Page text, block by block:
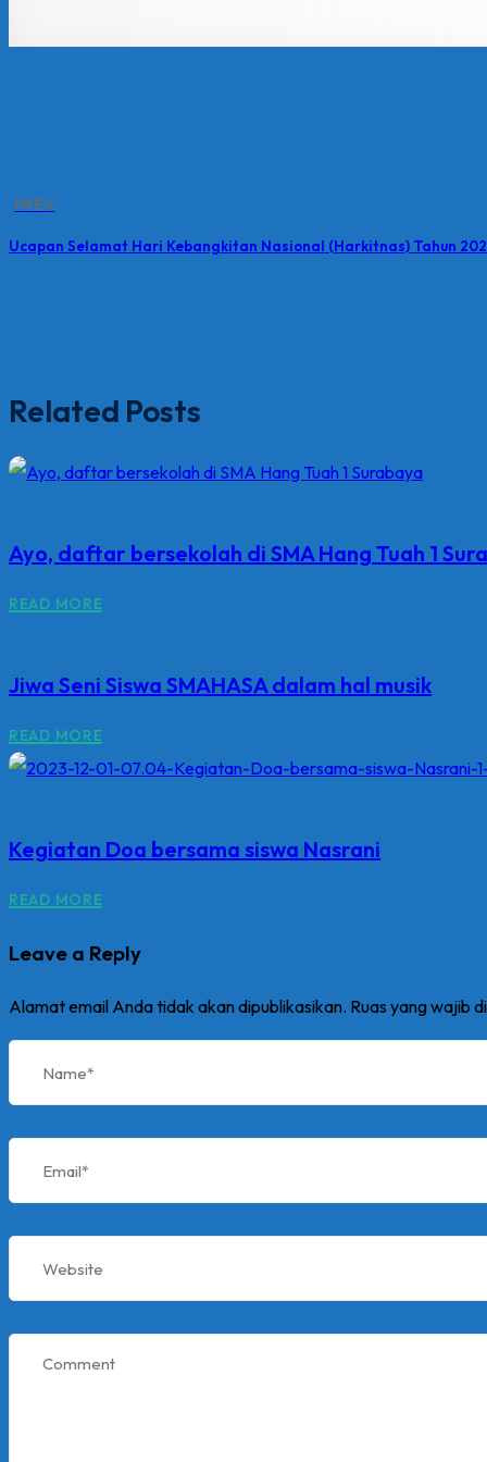
PREV
Ucapan Selamat Hari Kebangkitan Nasional (Harkitnas) Tahun
Related Posts
Ayo, daftar bersekolah di SMA Hang Tuah 1
READ MORE
Jiwa Seni Siswa SMAHASA dalam hal musik
READ MORE
Kegiatan Doa bersama siswa Nasrani
READ MORE
Leave a Reply
Alamat email Anda tidak akan dipublikasikan. Ruas yang wajib